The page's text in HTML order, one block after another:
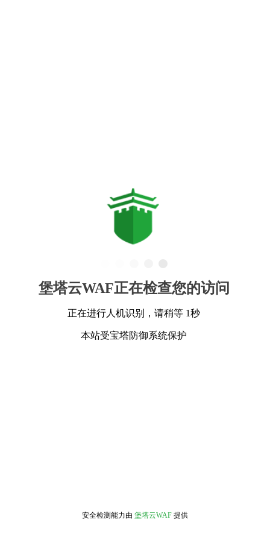
堡塔云WAF正在检查您的访问
正在进行人机识别，请稍等 1秒
本站受宝塔防御系统保护
安全检测能力由 堡塔云WAF 提供